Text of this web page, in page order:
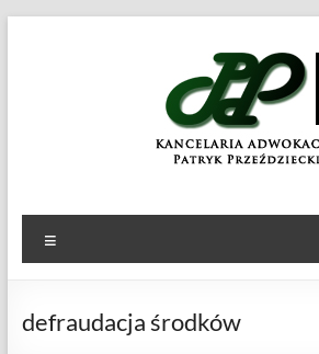
KANCELARIA
ADWOKACKA
defraudacja środków